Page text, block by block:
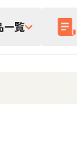
一覧